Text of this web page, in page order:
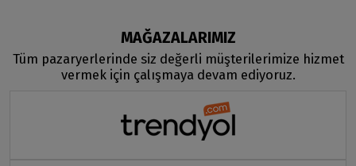
MAĞAZALARIMIZ
Tüm pazaryerlerinde siz değerli müşterilerimize hizmet
vermek için çalışmaya devam ediyoruz.